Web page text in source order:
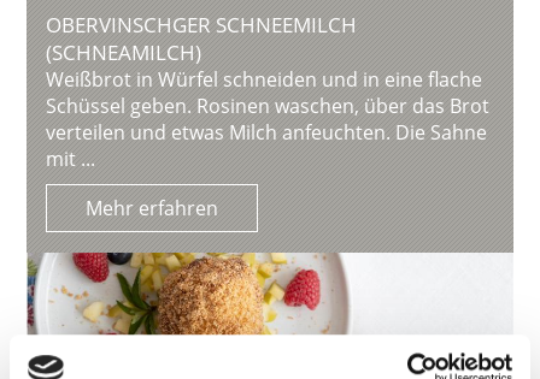
OBERVINSCHGER SCHNEEMILCH
(SCHNEAMILCH)
Weißbrot in Würfel schneiden und in eine flache
Schüssel geben. Rosinen waschen, über das Brot
verteilen und etwas Milch anfeuchten. Die Sahne
mit ...
Mehr erfahren